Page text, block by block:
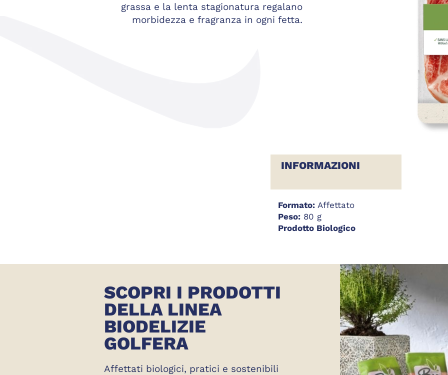
grassa e la lenta stagionatura regalano
morbidezza e fragranza in ogni fetta.
INFORMAZIONI
Formato:Affettato
Peso:80 g
Prodotto Biologico
SCOPRI I PRODOTTI
DELLA LINEA
BIODELIZIE
GOLFERA
Affettati biologici, pratici e sostenibili